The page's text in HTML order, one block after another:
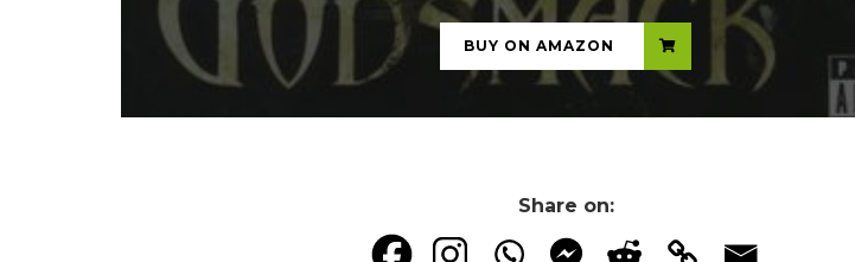
BUY ON AMAZON
Share on: